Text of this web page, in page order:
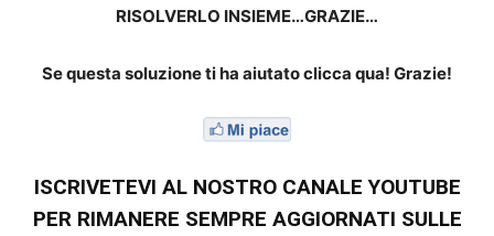
RISOLVERLO INSIEME…GRAZIE…
Se questa soluzione ti ha aiutato clicca qua! Grazie!
ISCRIVETEVI AL NOSTRO CANALE YOUTUBE
PER RIMANERE SEMPRE AGGIORNATI SULLE